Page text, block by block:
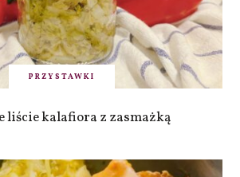
PRZYSTAWKI
liście kalafiora z zasmażką